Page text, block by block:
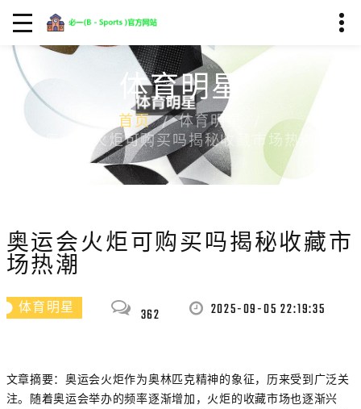
体育明星
首页
体育明星
奥运会火炬可购买吗揭秘收藏市场热潮
奥运会火炬可购买吗揭秘收藏市
场热潮
体育明星 362 2025-09-05 22:19:35
文章摘要：奥运会火炬作为奥林匹克精神的象征，历来受到广泛关
注。随着奥运会举办的频率逐渐增加，火炬的收藏市场也逐渐兴